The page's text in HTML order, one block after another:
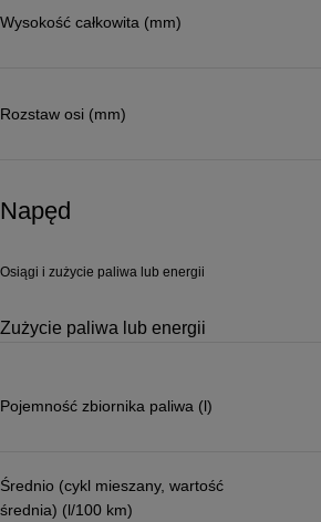
Wysokość całkowita (mm)
Rozstaw osi (mm)
Napęd
Osiągi i zużycie paliwa lub energii
Zużycie paliwa lub energii
Pojemność zbiornika paliwa (l)
Średnio (cykl mieszany, wartość
średnia) (l/100 km)